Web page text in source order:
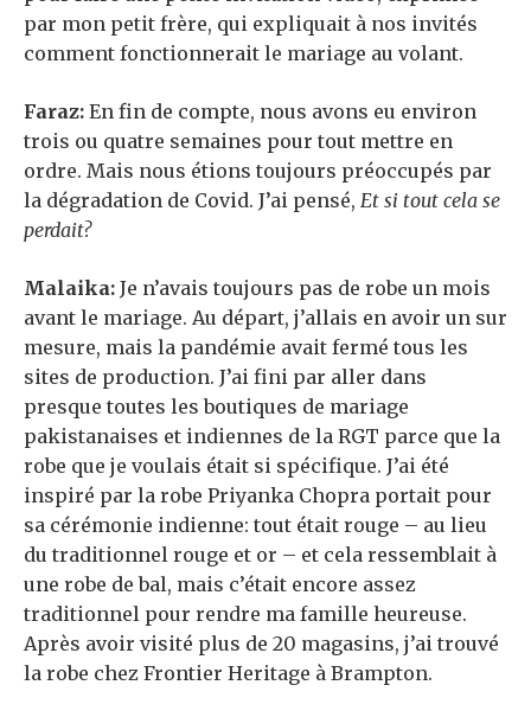
par mon petit frère, qui expliquait à nos invités
comment fonctionnerait le mariage au volant.
Faraz: En fin de compte, nous avons eu environ
trois ou quatre semaines pour tout mettre en
ordre. Mais nous étions toujours préoccupés par
la dégradation de Covid. J’ai pensé, Et si tout cela se
perdait?
Malaika: Je n’avais toujours pas de robe un mois
avant le mariage. Au départ, j’allais en avoir un sur
mesure, mais la pandémie avait fermé tous les
sites de production. J’ai fini par aller dans
presque toutes les boutiques de mariage
pakistanaises et indiennes de la RGT parce que la
robe que je voulais était si spécifique. J’ai été
inspiré par la robe Priyanka Chopra portait pour
sa cérémonie indienne: tout était rouge – au lieu
du traditionnel rouge et or – et cela ressemblait à
une robe de bal, mais c’était encore assez
traditionnel pour rendre ma famille heureuse.
Après avoir visité plus de 20 magasins, j’ai trouvé
la robe chez Frontier Heritage à Brampton.